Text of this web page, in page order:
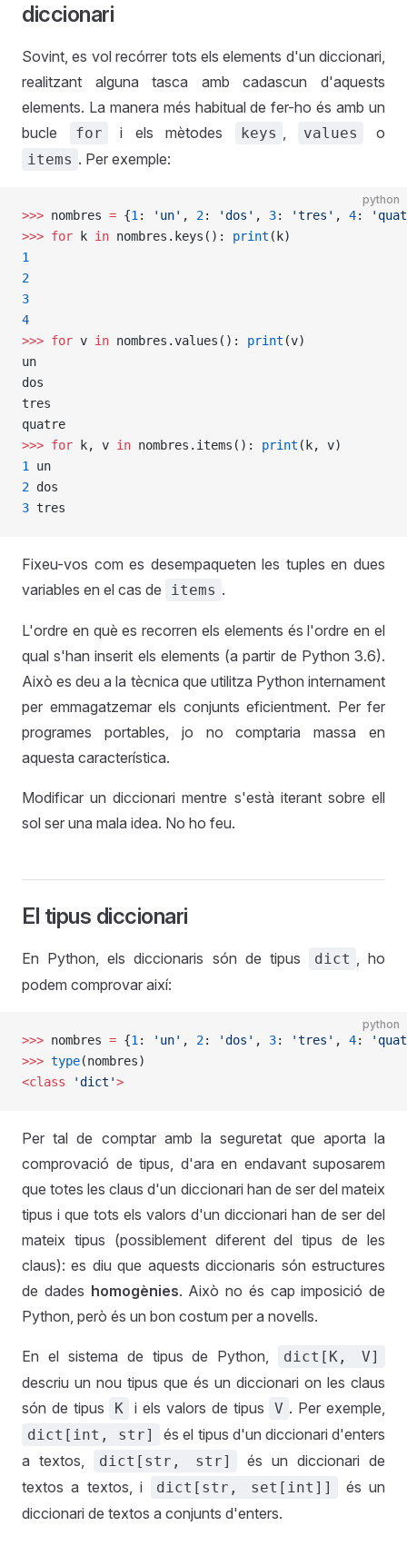
diccionari
Sovint, es vol recórrer tots els elements d'un diccionari,
realitzant alguna tasca amb cadascun d'aquests
elements. La manera més habitual de fer-ho és amb un
bucle
for i els mètodes keys , values o
items . Per exemple:
python
>>> nombres = {1 : 'un' , 2: 'dos' , 3: 'tres' , 4:
>>> for k in nombres.keys(): print (k)
1
2
3
4
>>> for v in nombres.values(): print (v)
un
dos
tres
quatre
>>> for k, v in nombres.items(): print (k, v)
1
un
2 dos
3 tres
Fixeu-vos com es desempaqueten les tuples en dues
variables en el cas de
items .
L'ordre en què es recorren els elements és l'ordre en el
qual s'han inserit els elements (a partir de Python 3.6).
Això es deu a la tècnica que utilitza Python internament
per emmagatzemar els conjunts eficientment. Per fer
programes portables, jo no comptaria massa en
aquesta característica.
Modificar un diccionari mentre s'està iterant sobre ell
sol ser una mala idea. No ho feu.
El tipus diccionari
En Python, els diccionaris són de tipus dict , ho
podem comprovar així:
python
>>> nombres = {1 : 'un' , 2: 'dos' , 3: 'tres' , 4:
>>> type(nombres)
<class 'dict'>
Per tal de comptar amb la seguretat que aporta la
comprovació de tipus, d'ara en endavant suposarem
que totes les claus d'un diccionari han de ser del mateix
tipus i que tots els valors d'un diccionari han de ser del
mateix tipus (possiblement diferent del tipus de les
claus): es diu que aquests diccionaris són estructures
de dades homogènies. Això no és cap imposició de
Python, però és un bon costum per a novells.
En el sistema de tipus de Python, dict[K, V]
descriu un nou tipus que és un diccionari on les claus
són de tipus
K i els valors de tipus V . Per exemple,
dict[int, str]
és el tipus d'un diccionari d'enters
a textos,
dict[str, str]
és un diccionari de
textos a textos, i
dict[str, set[int]]
és un
diccionari de textos a conjunts d'enters.